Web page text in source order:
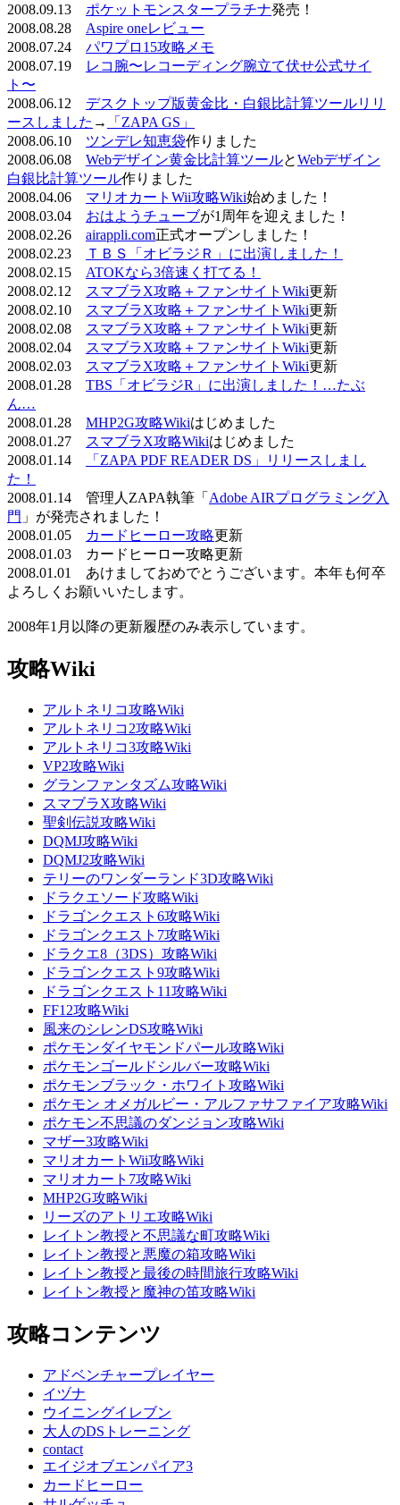
2008.09.13 ポケットモンスタープラチナ発売！
2008.08.28 Aspire oneレビュー
2008.07.24 パワプロ15攻略メモ
2008.07.19
レコ腕〜レコーディング腕立て伏せ公式サイ
ト〜
2008.06.12 デスクトップ版黄金比・白銀比計算ツールリリ
ースしました →
「ZAPA GS」
2008.06.10 ツンデレ知恵袋作りました
2008.06.08 Webデザイン黄金比計算ツールとWebデザイン
白銀比計算ツール作りました
2008.04.06 マリオカートWii攻略Wiki始めました！
2008.03.04 おはようチューブが1周年を迎えました！
2008.02.26 airappli.com正式オープンしました！
2008.02.23
ＴＢＳ「オビラジＲ」に出演しました！
2008.02.15 ATOKなら3倍速く打てる！
2008.02.12
スマブラX攻略＋ファンサイトWiki更新
2008.02.10
スマブラX攻略＋ファンサイトWiki更新
2008.02.08
スマブラX攻略＋ファンサイトWiki更新
2008.02.04
スマブラX攻略＋ファンサイトWiki更新
2008.02.03
スマブラX攻略＋ファンサイトWiki更新
2008.01.28 TBS「オビラジR」に出演しました！…たぶ
ん…
2008.01.28 MHP2G攻略Wikiはじめました
2008.01.27
スマブラX攻略Wikiはじめました
2008.01.14
「ZAPA PDF READER DS」リリースしまし
た！
2008.01.14 管理人ZAPA執筆「 Adobe AIRプログラミング入
門 」が発売されました！
2008.01.05
カードヒーロー攻略更新
2008.01.03 カードヒーロー攻略更新
2008.01.01 あけましておめでとうございます。本年も何卒
よろしくお願いいたします。
2008年1月以降の更新履歴のみ表示しています。
攻略Wiki
アルトネリコ攻略Wiki
アルトネリコ2攻略Wiki
アルトネリコ3攻略Wiki
VP2攻略Wiki
グランファンタズム攻略Wiki
スマブラX攻略Wiki
聖剣伝説攻略Wiki
DQMJ攻略Wiki
DQMJ2攻略Wiki
テリーのワンダーランド3D攻略Wiki
ドラクエソード攻略Wiki
ドラゴンクエスト6攻略Wiki
ドラゴンクエスト7攻略Wiki
ドラクエ8（3DS）攻略Wiki
ドラゴンクエスト9攻略Wiki
ドラゴンクエスト11攻略Wiki
FF12攻略Wiki
風来のシレンDS攻略Wiki
ポケモンダイヤモンドパール攻略Wiki
ポケモンゴールドシルバー攻略Wiki
ポケモンブラック・ホワイト攻略Wiki
ポケモン オメガルビー・アルファサファイア攻略Wiki
ポケモン不思議のダンジョン攻略Wiki
マザー3攻略Wiki
マリオカートWii攻略Wiki
マリオカート7攻略Wiki
MHP2G攻略Wiki
リーズのアトリエ攻略Wiki
レイトン教授と不思議な町攻略Wiki
レイトン教授と悪魔の箱攻略Wiki
レイトン教授と最後の時間旅行攻略Wiki
レイトン教授と魔神の笛攻略Wiki
攻略コンテンツ
アドベンチャープレイヤー
イヅナ
ウイニングイレブン
大人のDSトレーニング
contact
エイジオブエンパイア3
カードヒーロー